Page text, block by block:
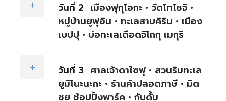
วันที่ 2 เมืองฟุกุโอกะ • วัดโทโชจิ •
หมู่บ้านยูฟุอิน • ทะเลสาบคิริน • เมือง
เบปปุ • บ่อทะเลเดือดจิโกกุ เมกุริ
วันที่ 3 ศาลเจ้าดาไซฟุ • สวนริมทะเล
ยูมิโนะนะกะ • ร้านค้าปลอดภาษี • มิต
ซุย ช้อปปิ้งพาร์ค • กันดั้ม